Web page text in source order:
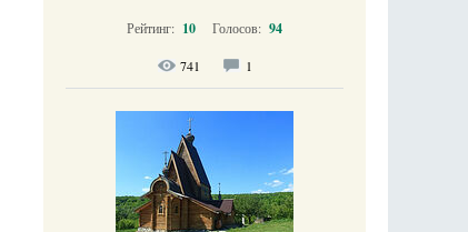
Рейтинг: 10 Голосов: 94
741 1